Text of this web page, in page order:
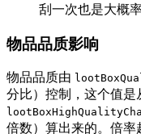
刮一次也是大概
物品品质影响
物品品质由
分比）控制，这个值是
倍数）算出来的。倍率